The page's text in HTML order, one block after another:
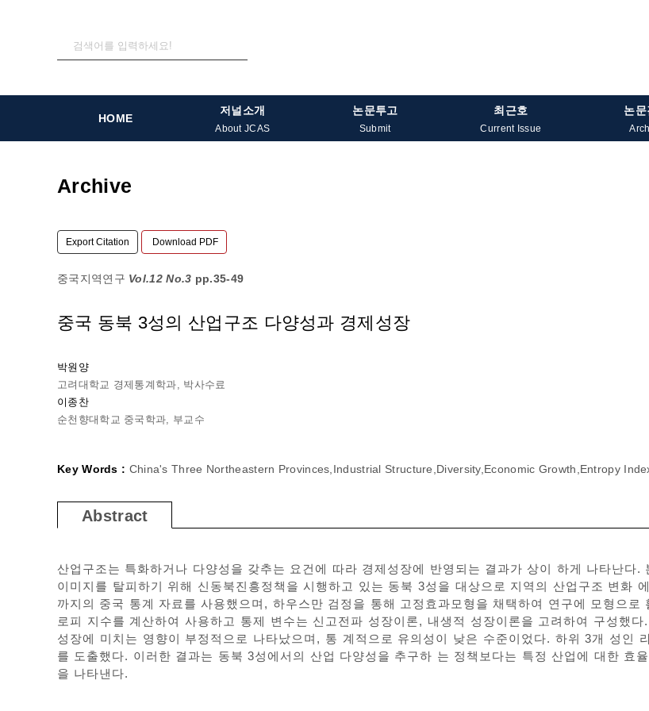
HOME
저널소개
About JCAS
논문투고
Submit
최근호
Current Issue
논문
Archive
Export Citation Download PDF
중국지역연구 Vol.12 No.3 pp.35-49
중국 동북 3성의 산업구조 다양성과 경제성장
박원양
고려대학교 경제통계학과, 박사수료
이종찬
순천향대학교 중국학과, 부교수
Key Words : China's Three Northeastern Provinces,Industrial Structure,Diversity,Economic Growth,Entropy
Abstract
산업구조는 특화하거나 다양성을 갖추는 요건에 따라 경제성장에 반영되는 결과가 상이 하게 나타난다
이미지를 탈피하기 위해 신동북진흥정책을 시행하고 있는 동북 3성을 대상으로 지역의 산업구조 변화
까지의 중국 통계 자료를 사용했으며, 하우스만 검정을 통해 고정효과모형을 채택하여 연구에 모형으
로피 지수를 계산하여 사용하고 통제 변수는 신고전파 성장이론, 내생적 성장이론을 고려하여 구성했
성장에 미치는 영향이 부정적으로 나타났으며, 통 계적으로 유의성이 낮은 수준이었다. 하위 3개 성인
를 도출했다. 이러한 결과는 동북 3성에서의 산업 다양성을 추구하 는 정책보다는 특정 산업에 대한 효
을 나타낸다.